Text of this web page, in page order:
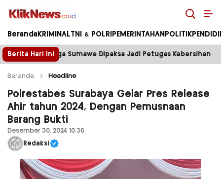
Kliknews.co.id
Beranda KRIMINAL TNI & POLRI PEMERINTAHAN POLITIK
Berita Hari Ini
Dipaksa Jadi Petugas Kebersihan Tower Disegel,
Beranda Headline
Polrestabes Surabaya Gelar Pres Release
Ahir tahun 2024, Dengan Pemusnaan
Barang Bukti
Desember 30, 2024 10:36
Redaksi